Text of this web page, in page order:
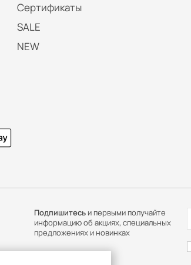
Сертификаты
SALE
NEW
Подпишитесьи первыми получайте
информацию об акциях, специальных
предложениях и новинках